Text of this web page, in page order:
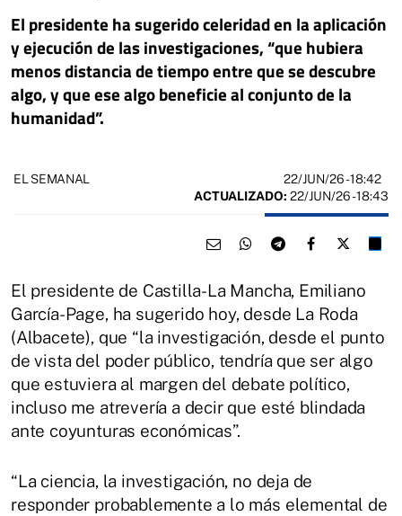
El presidente ha sugerido celeridad en la aplicación
y ejecución de las investigaciones, “que hubiera
menos distancia de tiempo entre que se descubre
algo, y que ese algo beneficie al conjunto de la
humanidad”.
EL SEMANAL 22/JUN/26- 18:42
ACTUALIZADO: 22/JUN/26 - 18:43
El presidente de Castilla-La Mancha, Emiliano
García-Page, ha sugerido hoy, desde La Roda
(Albacete), que “la investigación, desde el punto
de vista del poder público, tendría que ser algo
que estuviera al margen del debate político,
incluso me atrevería a decir que esté blindada
ante coyunturas económicas”.
“La ciencia, la investigación, no deja de
responder probablemente a lo más elemental de